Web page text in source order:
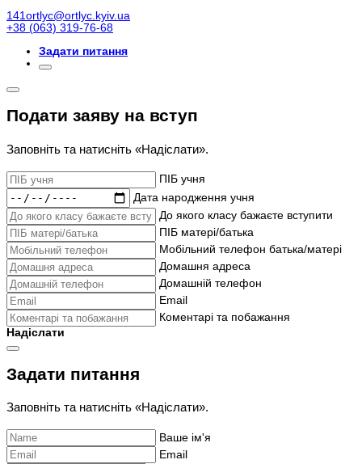
141ortlyc@ortlyc.kyiv.ua
+38 (063) 319-76-68
Задати питання
Подати заяву на вступ
Заповніть та натисніть «Надіслати».
ПІБ учня
Дата народження учня
До якого класу бажаєте вступити
ПІБ матері/батька
Мобільний телефон батька/матері
Домашня адреса
Домашній телефон
Email
Коментарі та побажання
Надіслати
Задати питання
Заповніть та натисніть «Надіслати».
Ваше ім'я
Email